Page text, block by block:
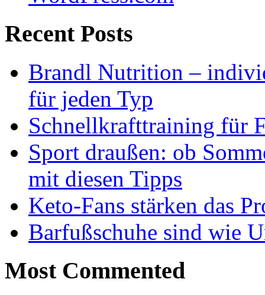
Recent Posts
Brandl Nutrition –
für jeden Typ
Schnellkrafttraining für
Sport draußen: ob
mit diesen Tipps
Keto-Fans stärken das
Barfußschuhe sind wie
Most Commented